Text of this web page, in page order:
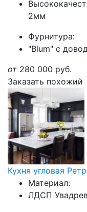
2мм
Фурнитура:
"Blum" с
от 280 000 руб.
Заказать похожий
Кухня угловая
Материал:
ЛДСП